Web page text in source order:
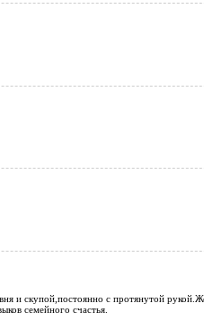
и скупой,постоянно с протянутой
семейного счастья.